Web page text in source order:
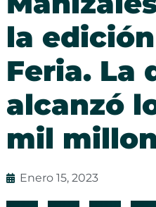
la edición
Feria. La
alcanzó
mil
Enero 15, 2023